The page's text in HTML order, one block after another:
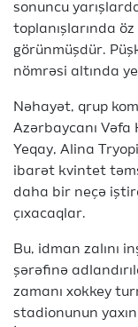
sonuncu
toplanışlarında
görünmüşdür.
nömrəsi altında
Nəhayət, qrup
Azərbaycanı Vəfa
Yeqay, Alina
ibarət kvintet
daha bir neçə
çıxacaqlar.
Bu, idman zalını
şərəfinə
zamanı xokkey
stadionunun